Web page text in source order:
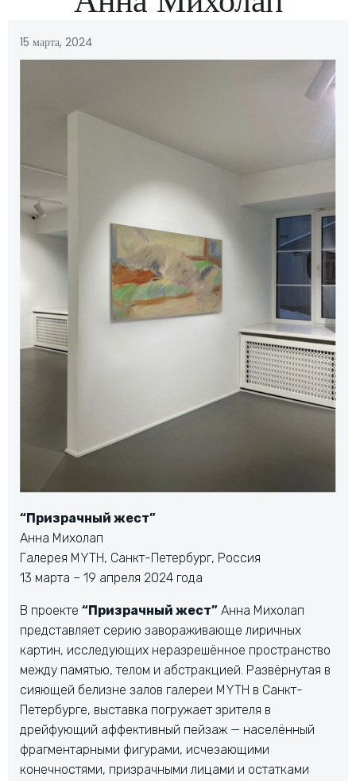
15 марта, 2024
“Призрачный жест”
Анна Михолап
Галерея MYTH, Санкт-Петербург, Россия
13 марта – 19 апреля 2024 года
В проекте “Призрачный жест” Анна Михолап
представляет серию завораживающе лиричных
картин, исследующих неразрешённое пространство
между памятью, телом и абстракцией. Развёрнутая в
сияющей белизне залов галереи MYTH в Санкт-
Петербурге, выставка погружает зрителя в
дрейфующий аффективный пейзаж — населённый
фрагментарными фигурами, исчезающими
конечностями, призрачными лицами и остатками